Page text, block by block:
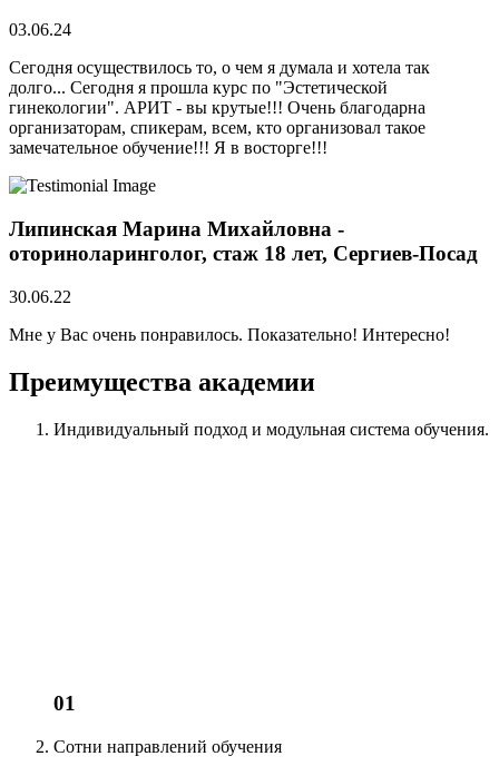
03.06.24
Сегодня осуществилось то, о чем я думала и хотела так
долго... Сегодня я прошла курс по "Эстетической
гинекологии". АРИТ - вы крутые!!! Очень благодарна
организаторам, спикерам, всем, кто организовал такое
замечательное обучение!!! Я в восторге!!!
Липинская Марина Михайловна -
оториноларинголог, стаж 18 лет, Сергиев-Посад
30.06.22
Мне у Вас очень понравилось. Показательно! Интересно!
Преимущества академии
Индивидуальный подход и модульная система обучения.
01
Сотни направлений обучения